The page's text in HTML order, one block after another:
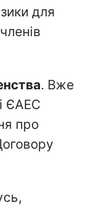
для
. Вже
ЄАЕС
про